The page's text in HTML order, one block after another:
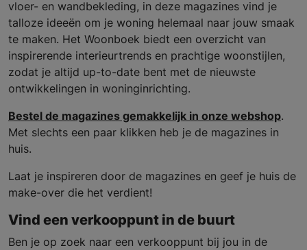
vloer- en wandbekleding, in deze magazines vind je
talloze ideeën om je woning helemaal naar jouw smaak
te maken. Het Woonboek biedt een overzicht van
inspirerende interieurtrends en prachtige woonstijlen,
zodat je altijd up-to-date bent met de nieuwste
ontwikkelingen in woninginrichting.
Bestel de magazines gemakkelijk in onze webshop.
Met slechts een paar klikken heb je de magazines in
huis.
Laat je inspireren door de magazines en geef je huis de
make-over die het verdient!
Vind een verkooppunt in de buurt
Ben je op zoek naar een verkooppunt bij jou in de